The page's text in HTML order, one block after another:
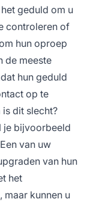
geduld om u
controleren of
hun oproep
de meeste
hun geduld
op te
is dit slecht?
je bijvoorbeeld
van uw
van hun
het
maar kunnen u